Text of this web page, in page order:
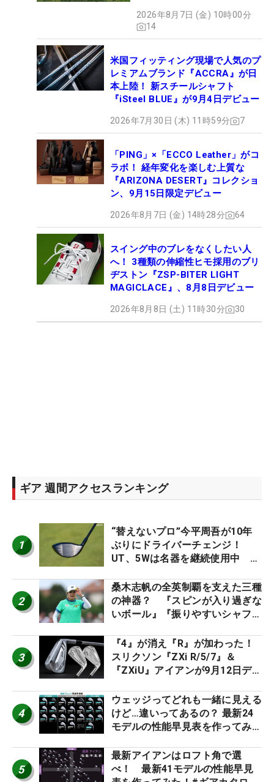
2026年8月7日 (金) 10時00分
14
米国フィッティング現場で人気のプ
レミアムブランド『ACCRA』が日
本上陸！ 新スチールシャフト
『iSteel BLUE』が9月4日デビュー
2026年7月30日 (木) 11時59分 7
「PING」×「ECCO Leather」がコ
ラボ！ 経年変化を楽しむ上質な
『ARIZONA DESERT』コレクショ
ン、9月15日限定デビュー
2026年8月7日 (金) 14時28分 64
スイング中のブレをなくしたい人
へ！ 3種類の伸縮性ヒモ採用のブリ
ヂストン『ZSP-BITER LIGHT
MAGICLACE』、8月8日デビュー
2026年8月8日 (土) 11時30分 30
ギア 週間アクセスランキング
1
“替えないプロ”今平周吾が10年
ぶりにドライバーチェンジ！
UT、5Wは名器を継続使用中 #
2
桑木志帆の全英制覇を支えた三種
の神器？ 『スピンが入り過ぎな
いボール』『振りやすいシャフ
ー』 #女子プロセッティング
3
『4』が消え『R』が加わった！
スリクソン『ZXi R/5/7』＆
『ZXiU』アイアンが9月12日デ
4
ウェッジってどれも一緒に見える
けど…違いってあるの？ 最新24
モデルの性能早見表を作ってみ
5
最新アイアンはロフト角で選
べ！ 最新41モデルの性能早見